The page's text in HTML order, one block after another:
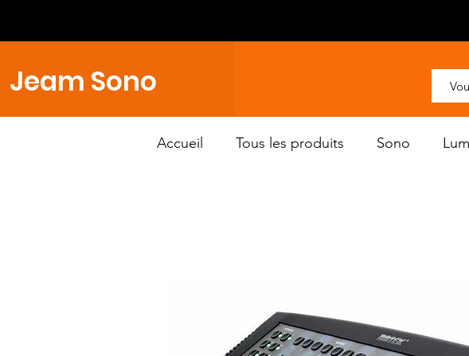
Jeam Sono
Accueil Tous les produits Sono